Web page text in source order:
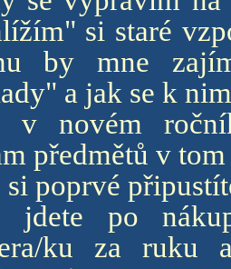
si staré
by mne
a jak se k
v novém
předmětů v
poprvé
jdete po
ku za ruku